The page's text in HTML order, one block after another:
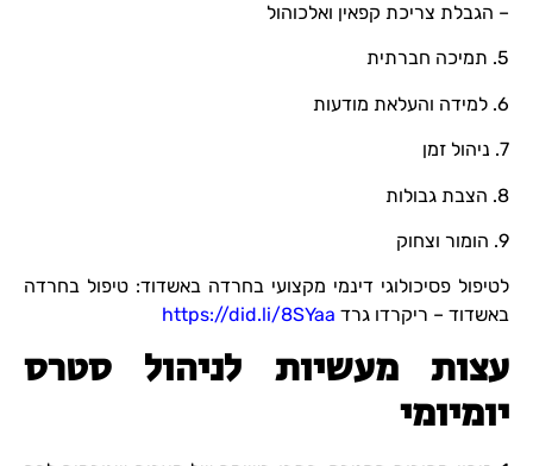
– הגבלת צריכת קפאין ואלכוהול
5. תמיכה חברתית
6. למידה והעלאת מודעות
7. ניהול זמן
8. הצבת גבולות
9. הומור וצחוק
לטיפול פסיכולוגי דינמי מקצועי בחרדה באשדוד: טיפול בחרדה
באשדוד – ריקרדו גרד https://did.li/8SYaa
עצות מעשיות לניהול סטרס
יומיומי